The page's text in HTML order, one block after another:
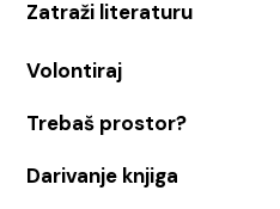
Zatraži literaturu
Volontiraj
Trebaš prostor?
Darivanje knjiga